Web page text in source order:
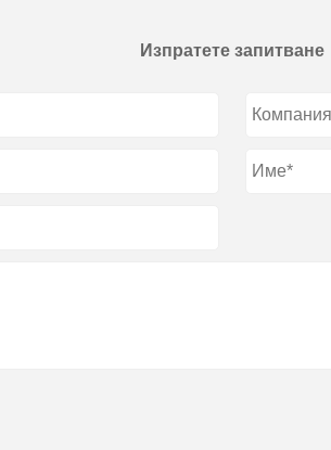
Изпратете запитване